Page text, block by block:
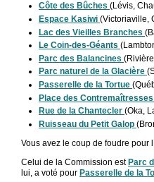
Côte des Bûches (Lévis,
Espace Kasiwi (Victoriaville,
Lac des Vieilles Branches
Le Coin-des-Géants
Parc des Balancines
Parc naturel de la Glacière
Passerelle de la Tortue
Place des Contremaîtresses
Rue de la Chantecler (Oka,
Ruisseau du Petit Galop
Vous avez le coup de foudre pour
Celui de la Commission estParc
lui, a voté pour Passerelle de la